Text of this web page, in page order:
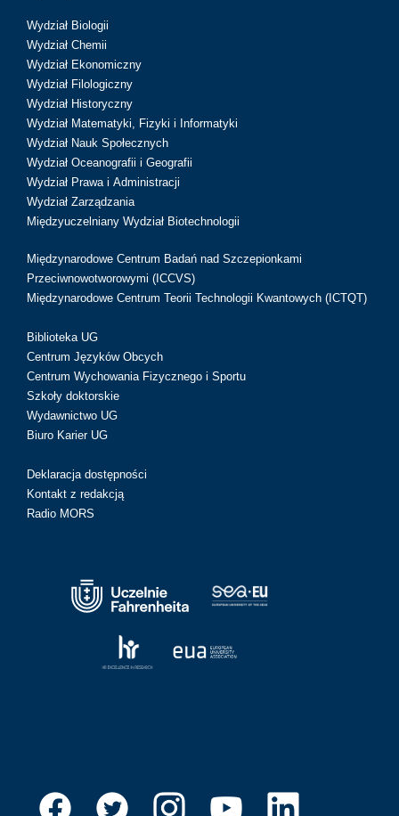
Wydział Biologii
Wydział Chemii
Wydział Ekonomiczny
Wydział Filologiczny
Wydział Historyczny
Wydział Matematyki, Fizyki i Informatyki
Wydział Nauk Społecznych
Wydział Oceanografii i Geografii
Wydział Prawa i Administracji
Wydział Zarządzania
Międzyuczelniany Wydział Biotechnologii
Międzynarodowe Centrum Badań nad Szczepionkami
Przeciwnowotworowymi (ICCVS)
Międzynarodowe Centrum Teorii Technologii Kwantowych (ICTQT)
Biblioteka UG
Centrum Języków Obcych
Centrum Wychowania Fizycznego i Sportu
Szkoły doktorskie
Wydawnictwo UG
Biuro Karier UG
Deklaracja dostępności
Kontakt z redakcją
Radio MORS